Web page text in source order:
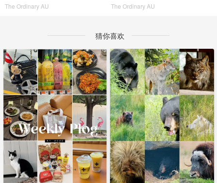
The Ordinary AU The Ordinary AU
猜你喜欢